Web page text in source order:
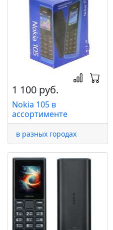
1 100 руб.
Nokia 105 в
ассортименте
в разных городах